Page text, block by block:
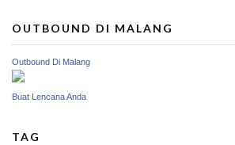
OUTBOUND DI MALANG
Outbound Di Malang
Buat Lencana Anda
TAG